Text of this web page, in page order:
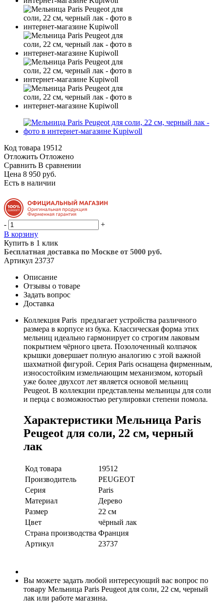
Код товара 19512
Отложить Отложено
Сравнить В сравнении
Цена 8 950 руб.
Есть в наличии
-
+
В корзину
Купить в 1 клик
Бесплатная доставка по Москве от 5000 руб.
Артикул 23737
Описание
Отзывы о товаре
Задать вопрос
Доставка
Коллекция Paris предлагает устройства различного
размера в корпусе из бука. Классическая форма этих
мельниц идеально гармонирует со строгим лаковым
покрытием чёрного цвета. Позолоченный колпачок
крышки довершает полную аналогию с этой важной
шахматной фигурой. Серия Paris оснащена фирменным,
износостойким измельчающим механизмом, который
уже более двухсот лет является основой мельниц
Peugeot. В коллекции представлены мельницы для соли
и перца с возможностью регулировки степени помола.
Характеристики Мельница Paris
Peugeot для соли, 22 см, черный
лак
Код товара
19512
Производитель
PEUGEOT
Серия
Paris
Материал
Дерево
Размер
22 см
Цвет
чёрный лак
Страна производства Франция
Артикул
23737
Вы можете задать любой интересующий вас вопрос по
товару Мельница Paris Peugeot для соли, 22 см, черный
лак или работе магазина.